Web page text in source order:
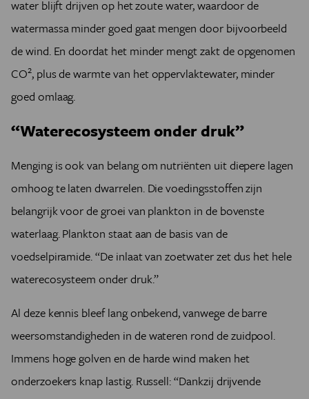
water blijft drijven op het zoute water, waardoor de
watermassa minder goed gaat mengen door bijvoorbeeld
de wind. En doordat het minder mengt zakt de opgenomen
CO2, plus de warmte van het oppervlaktewater, minder
goed omlaag.
“Waterecosysteem onder druk”
Menging is ook van belang om nutriënten uit diepere lagen
omhoog te laten dwarrelen. Die voedingsstoffen zijn
belangrijk voor de groei van plankton in de bovenste
waterlaag. Plankton staat aan de basis van de
voedselpiramide. “De inlaat van zoetwater zet dus het hele
waterecosysteem onder druk.”
Al deze kennis bleef lang onbekend, vanwege de barre
weersomstandigheden in de wateren rond de zuidpool.
Immens hoge golven en de harde wind maken het
onderzoekers knap lastig. Russell: “Dankzij drijvende